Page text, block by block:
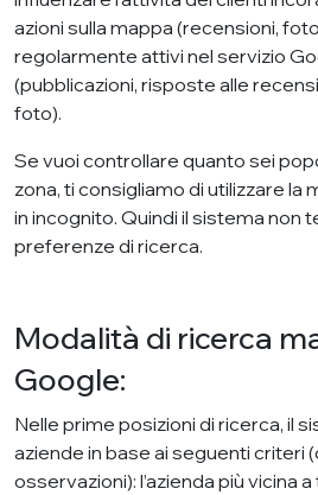
azioni sulla mappa (recensioni,
regolarmente attivi nel servizio
(pubblicazioni, risposte alle
foto).
Se vuoi controllare quanto sei
zona, ti consigliamo di utilizzare la
in incognito. Quindi il sistema non
preferenze di ricerca.
Modalità di ricerca
Google:
Nelle prime posizioni di ricerca, il
aziende in base ai seguenti criteri
osservazioni): l’azienda più vicina